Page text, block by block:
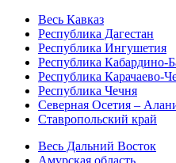
Весь Кавказ
Республика Дагестан
Республика Ингушетия
Республика Кабардино-
Республика Карачаево-
Республика Чечня
Северная Осетия –
Ставропольский край
Весь Дальний Восток
Амурская область